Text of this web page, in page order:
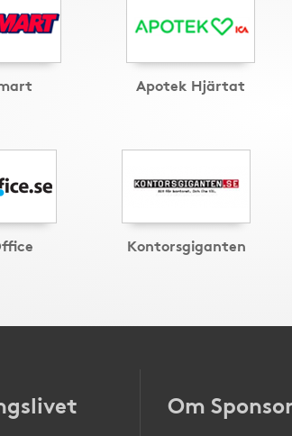
Apotek Hjärtat
Kontorsgiganten
Om